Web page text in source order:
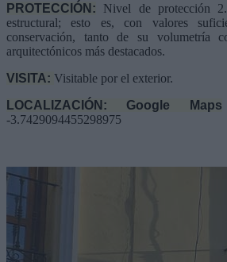
PROTECCIÓN:
Nivel de protección
estructural; esto es, con valores
conservación, tanto de su volumetría
arquitectónicos más destacados.
VISITA: Visitable por el exterior.
LOCALIZACIÓN: Google Maps
-3.7429094455298975